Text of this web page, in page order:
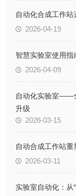
自动化合成工作站
2026-04-19
智慧实验室使用
2026-04-09
自动化实验室——
升级
2026-03-15
自动合成工作站
2026-03-11
实验室自动化：从